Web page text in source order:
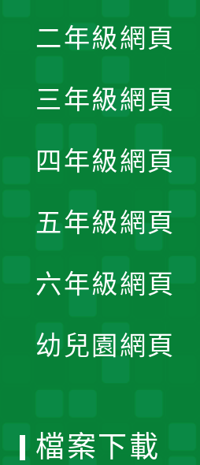
二年級網頁
三年級網頁
四年級網頁
五年級網頁
六年級網頁
幼兒園網頁
檔案下載